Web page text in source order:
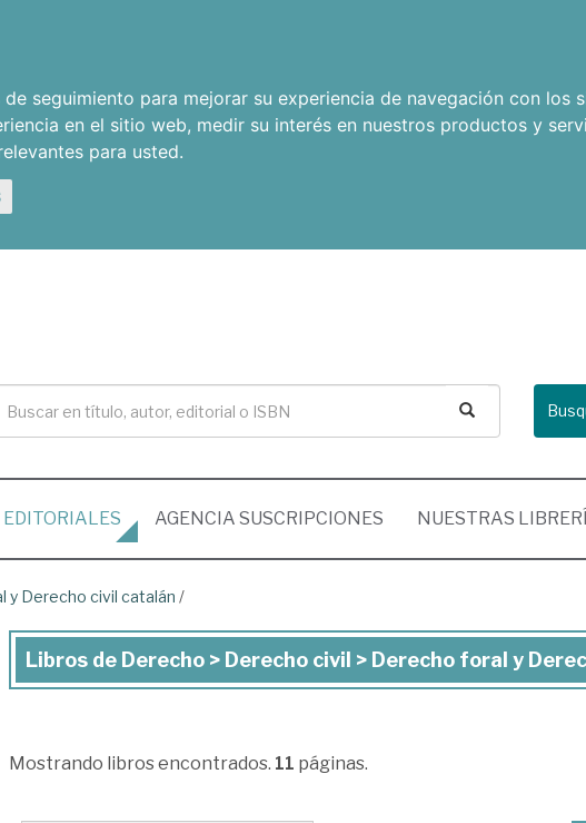
seguimiento para mejorar su experiencia de navegación con los
en el sitio web, medir su interés en nuestros productos y
para usted.
EDITORIALES AGENCIA SUSCRIPCIONES NUESTRAS
y Derecho civil catalán /
Libros
>
Libros de Derecho > Derecho civil > Derecho foral y
Mostrando libros encontrados. 11 páginas.